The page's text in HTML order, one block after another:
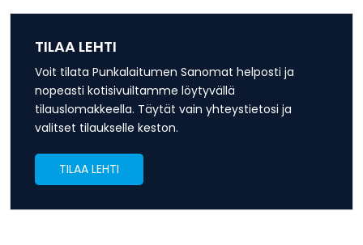
TILAA LEHTI
Voit tilata Punkalaitumen Sanomat helposti ja
nopeasti kotisivuiltamme löytyvällä
tilauslomakkeella. Täytät vain yhteystietosi ja
valitset tilaukselle keston.
TILAA LEHTI